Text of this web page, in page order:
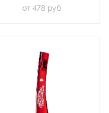
oт 478 руб.